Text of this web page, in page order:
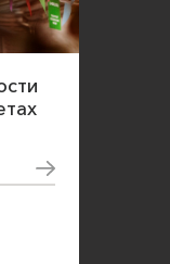
данных